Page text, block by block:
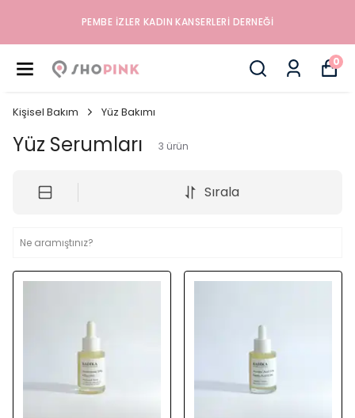
PEMBE İZLER KADIN KANSERLERI DERNEĞI
0
Kişisel Bakım Yüz Bakımı
Yüz Serumları 3 ürün
Sırala